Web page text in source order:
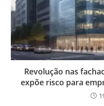
Revolução nas
expõe risco para